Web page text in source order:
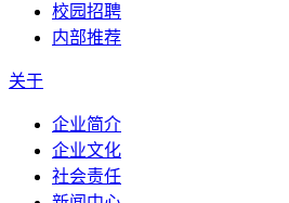
校园招聘
内部推荐
关于
企业简介
企业文化
社会责任